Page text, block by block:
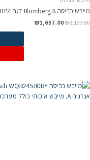
מייבש כביסה Blomberg 8 דגם TGA180PZ
₪2,199.00
₪1,637.00